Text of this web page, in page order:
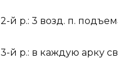
2-й р.: 3 возд. п.
3-й р.: в каждую арку